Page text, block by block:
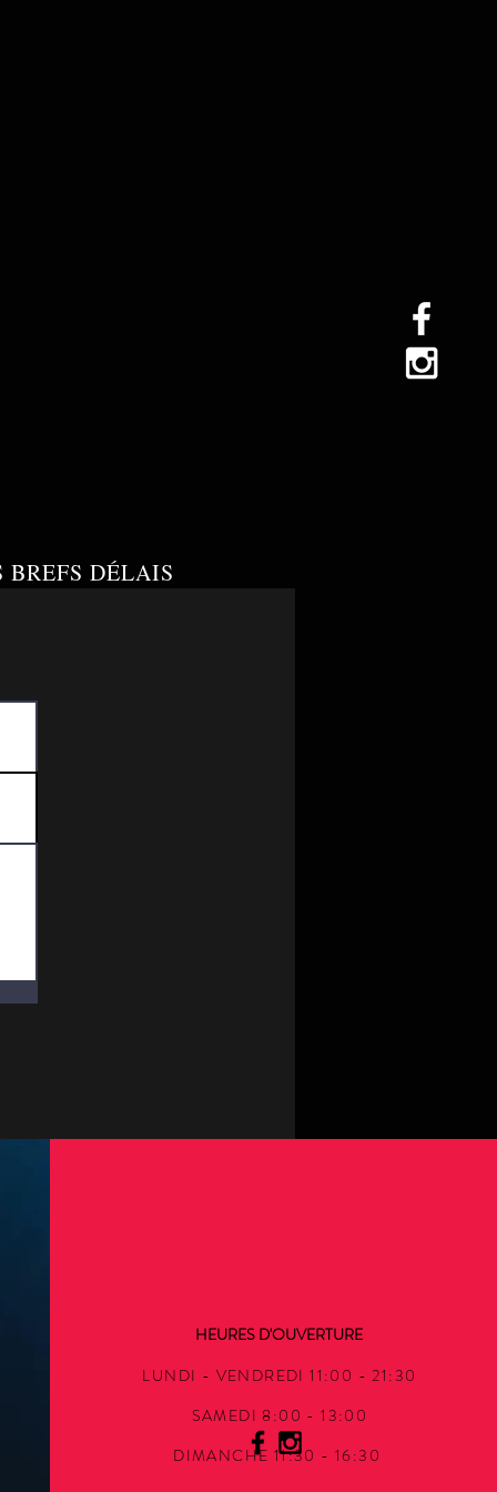
BREFS DÉLAIS
HEURES D'OUVERTURE
LUNDI - VENDREDI 11:00 - 21:30
SAMEDI 8:00 - 13:00
DIMANCHE 11:30 - 16:30